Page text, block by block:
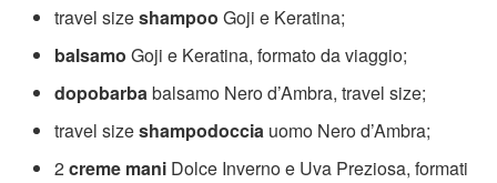
travel sizeshampoo Goji e Keratina;
balsamo Goji e Keratina, formato da viaggio;
dopobarbabalsamo Nero d’Ambra, travel size;
travel sizeshampodoccia uomo Nero d’Ambra;
2creme mani Dolce Inverno e Uva Preziosa, formati